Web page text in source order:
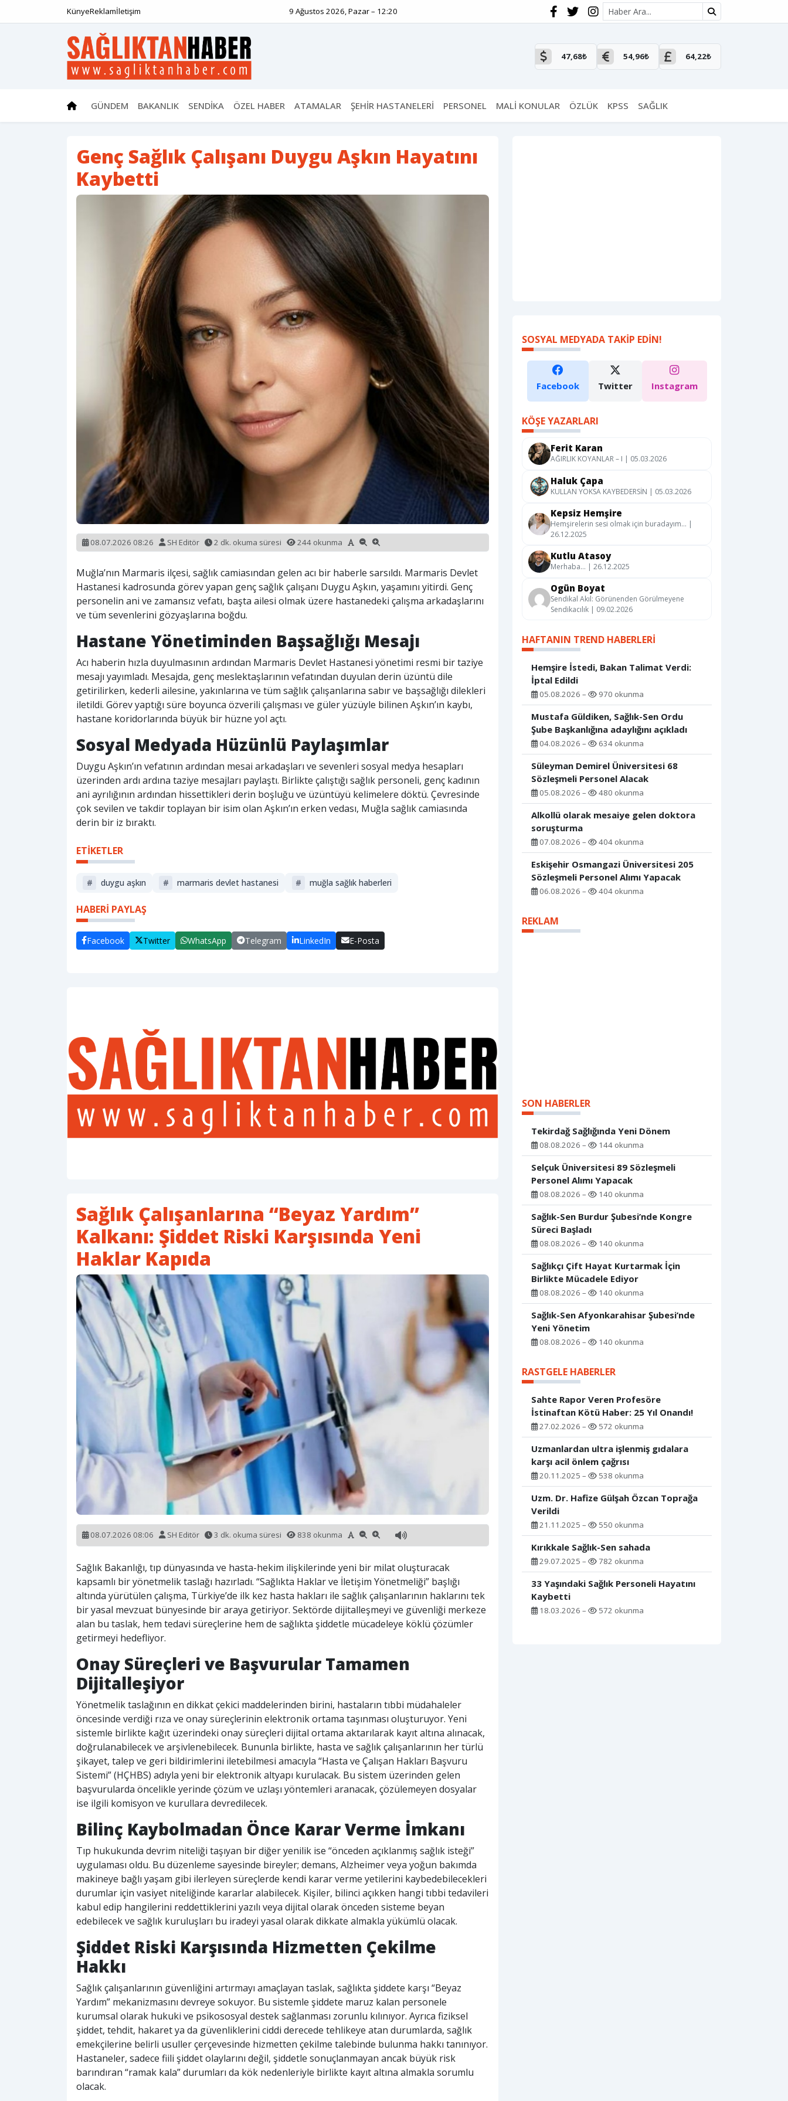
KünyeReklamİletişim 9 Ağustos 2026, Pazar – 12:20 Site içi arama
47,68₺ 54,96₺ 64,22₺
GÜNDEM BAKANLIK SENDİKA ÖZEL HABER ATAMALAR ŞEHİR HASTANELERİ PERSONEL MALİ KONULAR ÖZLÜK KPSS SAĞLIK
Genç Sağlık Çalışanı Duygu Aşkın Hayatını
Kaybetti
08.07.2026 08:26 SH Editör 2 dk. okuma süresi 244 okunma
Muğla’nın Marmaris ilçesi, sağlık camiasından gelen acı bir haberle sarsıldı. Marmaris Devlet
Hastanesi kadrosunda görev yapan genç sağlık çalışanı Duygu Aşkın, yaşamını yitirdi. Genç
personelin ani ve zamansız vefatı, başta ailesi olmak üzere hastanedeki çalışma arkadaşlarını
ve tüm sevenlerini gözyaşlarına boğdu.
Hastane Yönetiminden Başsağlığı Mesajı
Acı haberin hızla duyulmasının ardından Marmaris Devlet Hastanesi yönetimi resmi bir taziye
mesajı yayımladı. Mesajda, genç meslektaşlarının vefatından duyulan derin üzüntü dile
getirilirken, kederli ailesine, yakınlarına ve tüm sağlık çalışanlarına sabır ve başsağlığı dilekleri
iletildi. Görev yaptığı süre boyunca özverili çalışması ve güler yüzüyle bilinen Aşkın’ın kaybı,
hastane koridorlarında büyük bir hüzne yol açtı.
Sosyal Medyada Hüzünlü Paylaşımlar
Duygu Aşkın’ın vefatının ardından mesai arkadaşları ve sevenleri sosyal medya hesapları
üzerinden ardı ardına taziye mesajları paylaştı. Birlikte çalıştığı sağlık personeli, genç kadının
ani ayrılığının ardından hissettikleri derin boşluğu ve üzüntüyü kelimelere döktü. Çevresinde
çok sevilen ve takdir toplayan bir isim olan Aşkın’ın erken vedası, Muğla sağlık camiasında
derin bir iz bıraktı.
ETİKETLER
# duygu aşkın # marmaris devlet hastanesi # muğla sağlık haberleri
HABERİ PAYLAŞ
Facebook Twitter WhatsApp Telegram LinkedIn E-Posta
Sağlık Çalışanlarına “Beyaz Yardım”
Kalkanı: Şiddet Riski Karşısında Yeni
Haklar Kapıda
08.07.2026 08:06 SH Editör 3 dk. okuma süresi 838 okunma
Sağlık Bakanlığı, tıp dünyasında ve hasta-hekim ilişkilerinde yeni bir milat oluşturacak
kapsamlı bir yönetmelik taslağı hazırladı. “Sağlıkta Haklar ve İletişim Yönetmeliği” başlığı
altında yürütülen çalışma, Türkiye’de ilk kez hasta hakları ile sağlık çalışanlarının haklarını tek
bir yasal mevzuat bünyesinde bir araya getiriyor. Sektörde dijitalleşmeyi ve güvenliği merkeze
alan bu taslak, hem tedavi süreçlerine hem de sağlıkta şiddetle mücadeleye köklü çözümler
getirmeyi hedefliyor.
Onay Süreçleri ve Başvurular Tamamen
Dijitalleşiyor
Yönetmelik taslağının en dikkat çekici maddelerinden birini, hastaların tıbbi müdahaleler
öncesinde verdiği rıza ve onay süreçlerinin elektronik ortama taşınması oluşturuyor. Yeni
sistemle birlikte kağıt üzerindeki onay süreçleri dijital ortama aktarılarak kayıt altına alınacak,
doğrulanabilecek ve arşivlenebilecek. Bununla birlikte, hasta ve sağlık çalışanlarının her türlü
şikayet, talep ve geri bildirimlerini iletebilmesi amacıyla “Hasta ve Çalışan Hakları Başvuru
Sistemi” (HÇHBS) adıyla yeni bir elektronik altyapı kurulacak. Bu sistem üzerinden gelen
başvurularda öncelikle yerinde çözüm ve uzlaşı yöntemleri aranacak, çözülemeyen dosyalar
ise ilgili komisyon ve kurullara devredilecek.
Bilinç Kaybolmadan Önce Karar Verme İmkanı
Tıp hukukunda devrim niteliği taşıyan bir diğer yenilik ise “önceden açıklanmış sağlık isteği”
uygulaması oldu. Bu düzenleme sayesinde bireyler; demans, Alzheimer veya yoğun bakımda
makineye bağlı yaşam gibi ilerleyen süreçlerde kendi karar verme yetilerini kaybedebilecekleri
durumlar için vasiyet niteliğinde kararlar alabilecek. Kişiler, bilinci açıkken hangi tıbbi tedavileri
kabul edip hangilerini reddettiklerini yazılı veya dijital olarak önceden sisteme beyan
edebilecek ve sağlık kuruluşları bu iradeyi yasal olarak dikkate almakla yükümlü olacak.
Şiddet Riski Karşısında Hizmetten Çekilme
Hakkı
Sağlık çalışanlarının güvenliğini artırmayı amaçlayan taslak, sağlıkta şiddete karşı “Beyaz
Yardım” mekanizmasını devreye sokuyor. Bu sistemle şiddete maruz kalan personele
kurumsal olarak hukuki ve psikososyal destek sağlanması zorunlu kılınıyor. Ayrıca fiziksel
şiddet, tehdit, hakaret ya da güvenliklerini ciddi derecede tehlikeye atan durumlarda, sağlık
emekçilerine belirli usuller çerçevesinde hizmetten çekilme talebinde bulunma hakkı tanınıyor.
Hastaneler, sadece fiili şiddet olaylarını değil, şiddetle sonuçlanmayan ancak büyük risk
barındıran “ramak kala” durumları da kök nedenleriyle birlikte kayıt altına almakla sorumlu
olacak.
SOSYAL MEDYADA TAKIP EDIN!
Facebook Twitter Instagram
KÖŞE YAZARLARI
Ferit Karan
AĞIRLIK KOYANLAR – I | 05.03.2026
Haluk Çapa
KULLAN YOKSA KAYBEDERSİN | 05.03.2026
Kepsiz Hemşire
Hemşirelerin sesi olmak için buradayım… |
26.12.2025
Kutlu Atasoy
Merhaba… | 26.12.2025
Ogün Boyat
Sendikal Akıl: Görünenden Görülmeyene
Sendikacılık | 09.02.2026
HAFTANIN TREND HABERLERI
Hemşire İstedi, Bakan Talimat Verdi:
İptal Edildi
05.08.2026 – 970 okunma
Mustafa Güldiken, Sağlık-Sen Ordu
Şube Başkanlığına adaylığını açıkladı
04.08.2026 – 634 okunma
Süleyman Demirel Üniversitesi 68
Sözleşmeli Personel Alacak
05.08.2026 – 480 okunma
Alkollü olarak mesaiye gelen doktora
soruşturma
07.08.2026 – 404 okunma
Eskişehir Osmangazi Üniversitesi 205
Sözleşmeli Personel Alımı Yapacak
06.08.2026 – 404 okunma
REKLAM
SON HABERLER
Tekirdağ Sağlığında Yeni Dönem
08.08.2026 – 144 okunma
Selçuk Üniversitesi 89 Sözleşmeli
Personel Alımı Yapacak
08.08.2026 – 140 okunma
Sağlık-Sen Burdur Şubesi’nde Kongre
Süreci Başladı
08.08.2026 – 140 okunma
Sağlıkçı Çift Hayat Kurtarmak İçin
Birlikte Mücadele Ediyor
08.08.2026 – 140 okunma
Sağlık-Sen Afyonkarahisar Şubesi’nde
Yeni Yönetim
08.08.2026 – 140 okunma
RASTGELE HABERLER
Sahte Rapor Veren Profesöre
İstinaftan Kötü Haber: 25 Yıl Onandı!
27.02.2026 – 572 okunma
Uzmanlardan ultra işlenmiş gıdalara
karşı acil önlem çağrısı
20.11.2025 – 538 okunma
Uzm. Dr. Hafize Gülşah Özcan Toprağa
Verildi
21.11.2025 – 550 okunma
Kırıkkale Sağlık-Sen sahada
29.07.2025 – 782 okunma
33 Yaşındaki Sağlık Personeli Hayatını
Kaybetti
18.03.2026 – 572 okunma